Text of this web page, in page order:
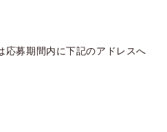
応募期間内に下記のアドレスへ